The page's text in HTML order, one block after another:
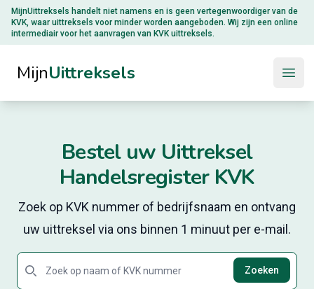
MijnUittreksels handelt niet namens en is geen vertegenwoordiger van de
KVK, waar uittreksels voor minder worden aangeboden. Wij zijn een online
intermediair voor het aanvragen van KVK uittreksels.
MijnUittreksels
Bestel uw Uittreksel
Handelsregister KVK
Zoek op KVK nummer of bedrijfsnaam en ontvang
uw uittreksel via ons binnen 1 minuut per e-mail.
Zoeken